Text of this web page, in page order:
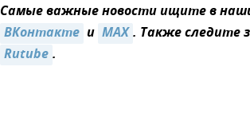
Самые важные новости ищите в
ВКонтакте и MAX. Также следите
Rutube.